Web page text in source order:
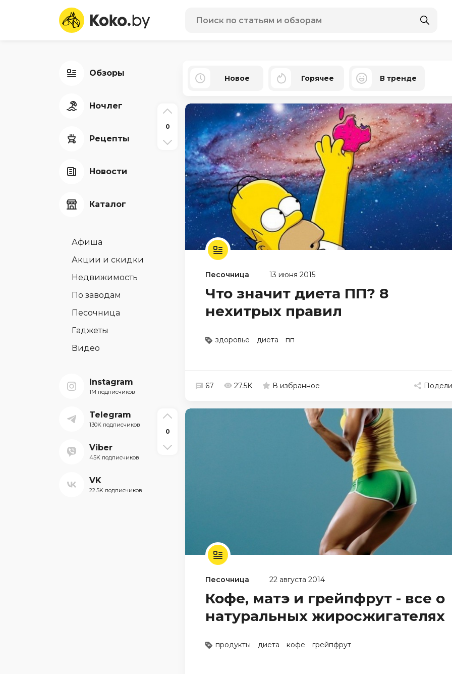
Обзоры
Ночлег
Рецепты
Новости
Каталог
Афиша
Акции и скидки
Недвижимость
По заводам
Песочница
Гаджеты
Видео
Instagram
1M подписчиков
Telegram
130K подписчиков
Viber
45K подписчиков
VK
22.5K подписчиков
Новое Горячее В тренде
0
Песочница 13 июня 2015
Что значит диета ПП? 8
нехитрых правил
здоровье диета пп
67 27.5K В избранное
0
Песочница 22 августа 2014
Кофе, матэ и грейпфрут - все о
натуральных жиросжигателях
продукты диета кофе грейпфрут